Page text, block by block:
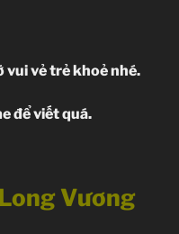
vui vẻ trẻ khoẻ nhé.
để viết quá.
Vương